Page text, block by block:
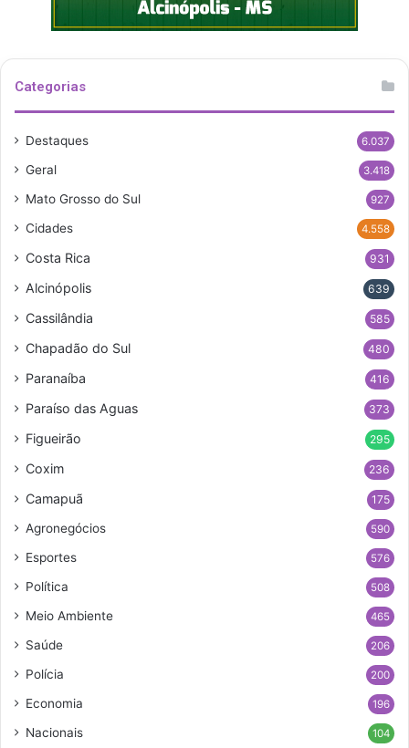
Categorias
Destaques 6.037
Geral 3.418
Mato Grosso do Sul 927
Cidades 4.558
Costa Rica 931
Alcinópolis 639
Cassilândia 585
Chapadão do Sul 480
Paranaíba 416
Paraíso das Aguas 373
Figueirão 295
Coxim 236
Camapuã 175
Agronegócios 590
Esportes 576
Política 508
Meio Ambiente 465
Saúde 206
Polícia 200
Economia 196
Nacionais 104